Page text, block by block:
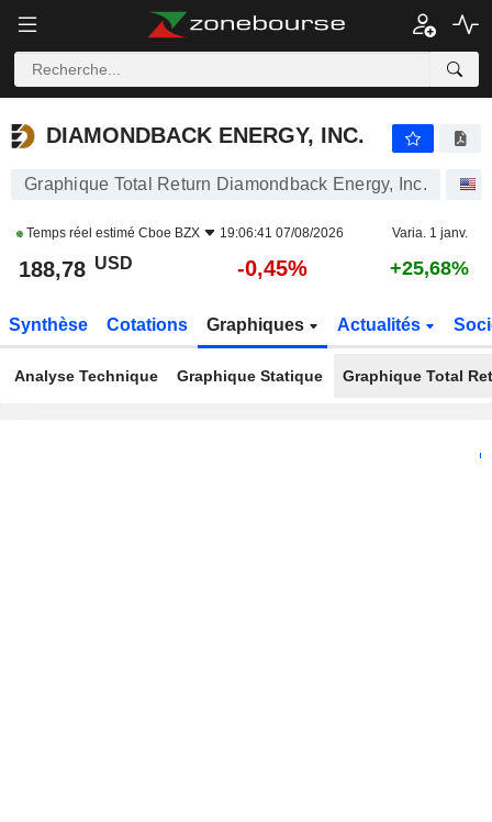
DIAMONDBACK ENERGY, INC.
Graphique Total Return Diamondback Energy, Inc.
Temps réel estimé Cboe BZX 19:06:41 07/08/2026 Varia. 1 janv.
188,78 USD -0,45% +25,68%
Synthèse Cotations Graphiques Actualités
Analyse Technique Graphique Statique Graphique Total